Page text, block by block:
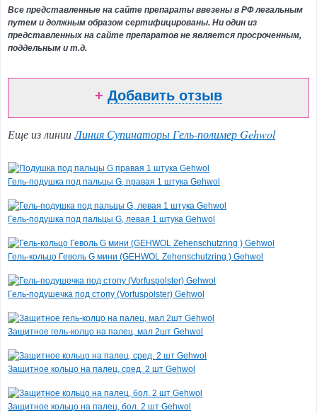
Ароматерапия
Косметика
сертификаты
Детская
гамма
Товар
дня
Anti-Stretch Mark
Cream Body-Breast /
Крем против
растяжек на основе
водорослей (с
гликолевой кислотой)
Guam
Все представленные на сайте препараты ввезены в РФ легальным
путем и должным образом сертифицированы. Ни один из
представленных на сайте препаратов не является просроченным,
поддельным и т.д.
+ Добавить отзыв
Еще из линииЛиния Супинаторы Гель-полимер Gehwol
Гель-подушка под пальцы G, правая 1 штука Gehwol
Гель-подушка под пальцы G, левая 1 штука Gehwol
Гель-кольцо Геволь G мини (GEHWOL Zehenschutzring ) Gehwol
Гель-подушечка под стопу (Vorfuspolster) Gehwol
Защитное гель-колцо на палец, мал 2шт Gehwol
Защитное кольцо на палец, сред. 2 шт Gehwol
Защитное кольцо на палец, бол. 2 шт Gehwol